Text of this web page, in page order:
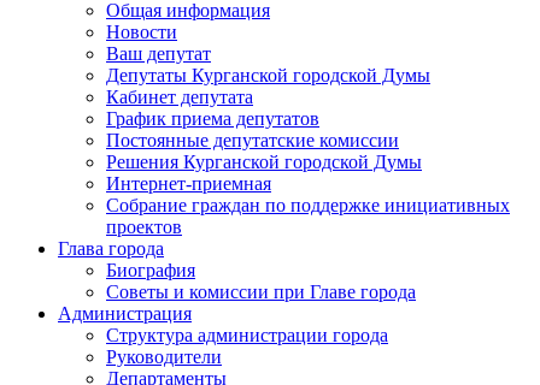
Общая информация
Новости
Ваш депутат
Депутаты Курганской городской Думы
Кабинет депутата
График приема депутатов
Постоянные депутатские комиссии
Решения Курганской городской Думы
Интернет-приемная
Собрание граждан по поддержке инициативных
проектов
Глава города
Биография
Советы и комиссии при Главе города
Администрация
Структура администрации города
Руководители
Департаменты